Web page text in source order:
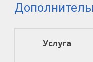
Услуга